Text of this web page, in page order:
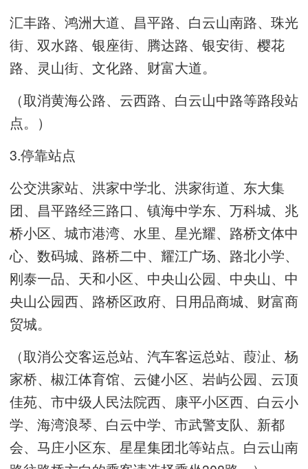
汇丰路、鸿洲大道、昌平路、白云山南路、珠光
街、双水路、银座街、腾达路、银安街、樱花
路、灵山街、文化路、财富大道。
（取消黄海公路、云西路、白云山中路等路段站
点。）
3.停靠站点
公交洪家站、洪家中学北、洪家街道、东大集
团、昌平路经三路口、镇海中学东、万科城、兆
桥小区、城市港湾、水里、星光耀、路桥文体中
心、数码城、路桥二中、耀江广场、路北小学、
刚泰一品、天和小区、中央山公园、中央山、中
央山公园西、路桥区政府、日用品商城、财富商
贸城。
（取消公交客运总站、汽车客运总站、葭沚、杨
家桥、椒江体育馆、云健小区、岩屿公园、云顶
佳苑、市中级人民法院西、康平小区西、白云小
学、海湾浪琴、白云中学、市武警支队、新都
会、马庄小区东、星星集团北等站点。白云山南